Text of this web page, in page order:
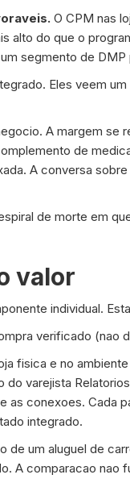
O CPM nas
alto do que o
segmento de
Eles veem
A margem se
de
A conversa
de morte em
valor
individual.
verificado (nao
fisica e no
varejista
conexoes. Cada
integrado.
um aluguel de
A comparacao nao